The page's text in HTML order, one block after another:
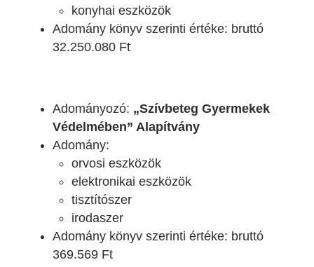
konyhai eszközök
Adomány könyv szerinti értéke: bruttó
32.250.080 Ft
Adományozó: „Szívbeteg Gyermekek
Védelmében” Alapítvány
Adomány:
orvosi eszközök
elektronikai eszközök
tisztítószer
irodaszer
Adomány könyv szerinti értéke: bruttó
369.569 Ft